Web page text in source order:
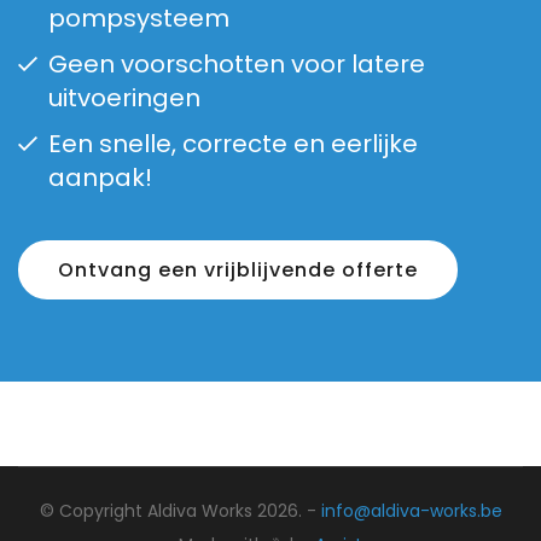
pompsysteem
Geen voorschotten voor latere
uitvoeringen
Een snelle, correcte en eerlijke
aanpak!
Ontvang een vrijblijvende offerte
© Copyright Aldiva Works 2026. - info@aldiva-works.be